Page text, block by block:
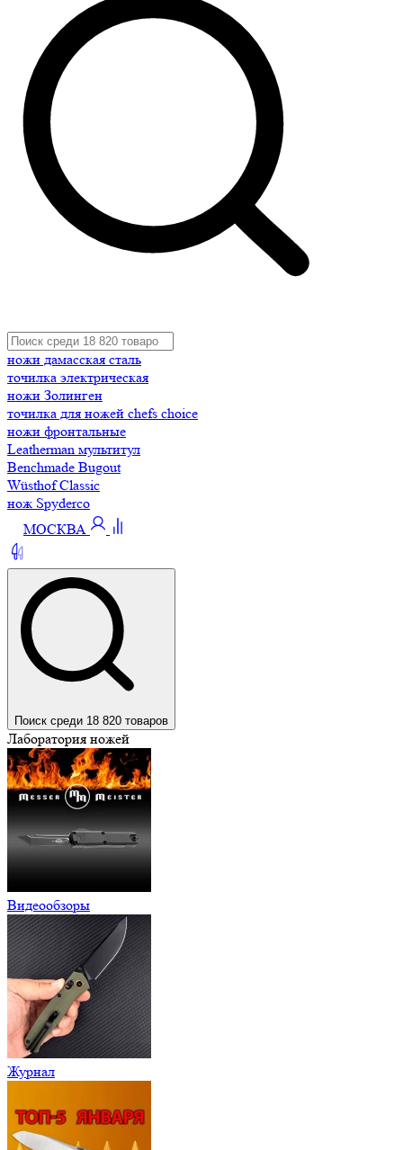
ножи дамасская сталь
точилка электрическая
ножи Золинген
точилка для ножей chefs choice
ножи фронтальные
Leatherman мультитул
Benchmade Bugout
Wüsthof Classic
нож Spyderco
МОСКВА
Поиск среди 18 820 товаров
Лаборатория ножей
Видеообзоры
Журнал